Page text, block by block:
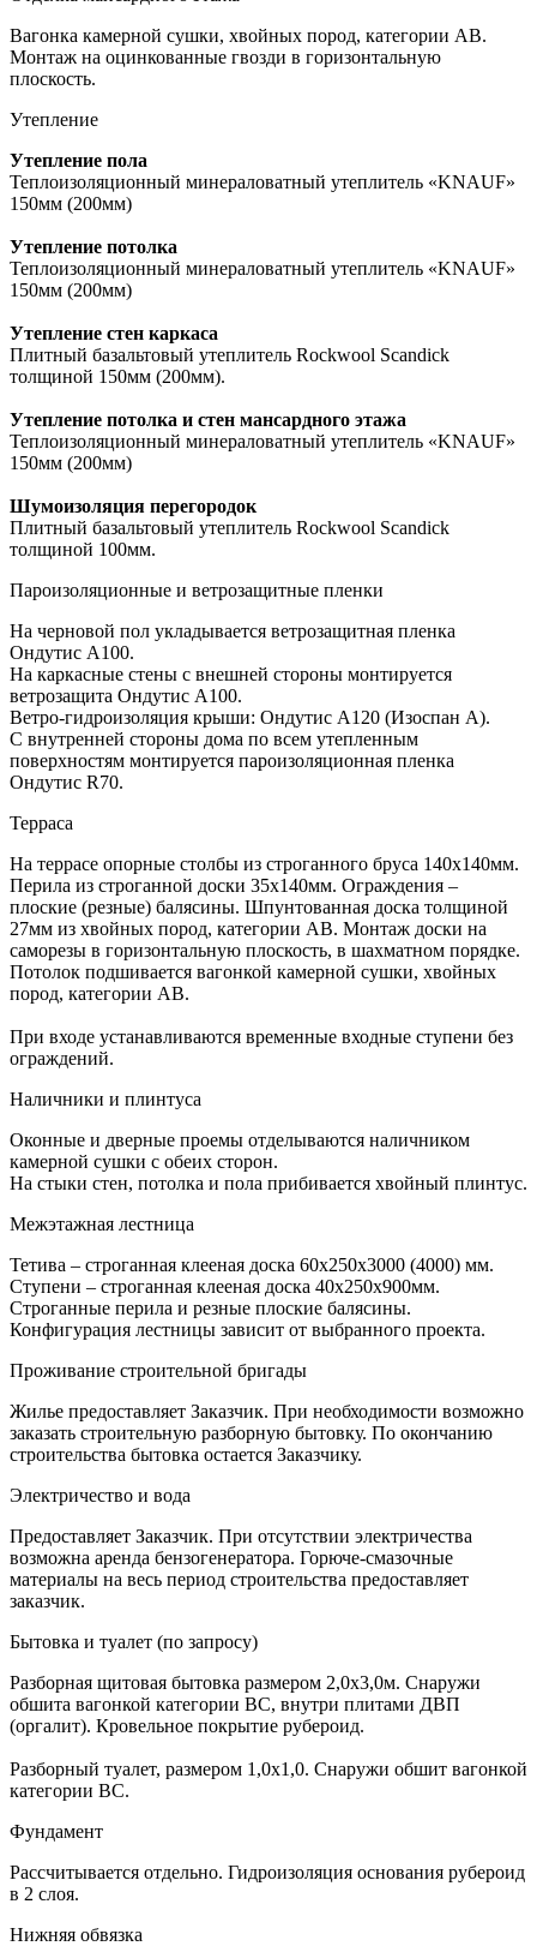
Вагонка камерной сушки, хвойных пород, категории АВ.
Монтаж на оцинкованные гвозди в горизонтальную
плоскость.
Утепление
Утепление пола
Теплоизоляционный минераловатный утеплитель «KNAUF»
150мм (200мм)
Утепление потолка
Теплоизоляционный минераловатный утеплитель «KNAUF»
150мм (200мм)
Утепление стен каркаса
Плитный базальтовый утеплитель Rockwool Scandick
толщиной 150мм (200мм).
Утепление потолка и стен мансардного этажа
Теплоизоляционный минераловатный утеплитель «KNAUF»
150мм (200мм)
Шумоизоляция перегородок
Плитный базальтовый утеплитель Rockwool Scandick
толщиной 100мм.
Пароизоляционные и ветрозащитные пленки
На черновой пол укладывается ветрозащитная пленка
Ондутис А100.
На каркасные стены с внешней стороны монтируется
ветрозащита Ондутис А100.
Ветро-гидроизоляция крыши: Ондутис А120 (Изоспан А).
С внутренней стороны дома по всем утепленным
поверхностям монтируется пароизоляционная пленка
Ондутис R70.
Терраса
На террасе опорные столбы из строганного бруса 140х140мм.
Перила из строганной доски 35х140мм. Ограждения –
плоские (резные) балясины. Шпунтованная доска толщиной
27мм из хвойных пород, категории АВ. Монтаж доски на
саморезы в горизонтальную плоскость, в шахматном порядке.
Потолок подшивается вагонкой камерной сушки, хвойных
пород, категории АВ.
При входе устанавливаются временные входные ступени без
ограждений.
Наличники и плинтуса
Оконные и дверные проемы отделываются наличником
камерной сушки с обеих сторон.
На стыки стен, потолка и пола прибивается хвойный плинтус.
Межэтажная лестница
Тетива – строганная клееная доска 60х250х3000 (4000) мм.
Ступени – строганная клееная доска 40х250х900мм.
Строганные перила и резные плоские балясины.
Конфигурация лестницы зависит от выбранного проекта.
Проживание строительной бригады
Жилье предоставляет Заказчик. При необходимости возможно
заказать строительную разборную бытовку. По окончанию
строительства бытовка остается Заказчику.
Электричество и вода
Предоставляет Заказчик. При отсутствии электричества
возможна аренда бензогенератора. Горюче-смазочные
материалы на весь период строительства предоставляет
заказчик.
Бытовка и туалет (по запросу)
Разборная щитовая бытовка размером 2,0х3,0м. Снаружи
обшита вагонкой категории ВС, внутри плитами ДВП
(оргалит). Кровельное покрытие рубероид.
Разборный туалет, размером 1,0х1,0. Снаружи обшит вагонкой
категории ВС.
Фундамент
Рассчитывается отдельно. Гидроизоляция основания рубероид
в 2 слоя.
Нижняя обвязка